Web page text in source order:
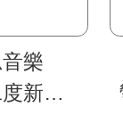
樂
新肝